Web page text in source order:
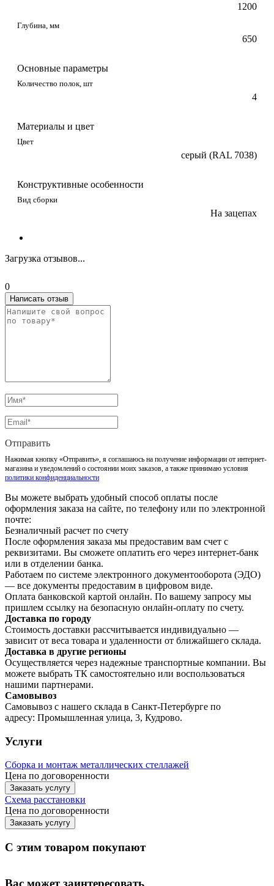
1200
Глубина, мм
650
Основные параметры
Количество полок, шт
4
Материалы и цвет
Цвет
серый (RAL 7038)
Конструктивные особенности
Вид сборки
На зацепах
Загрузка отзывов...
0
Написать отзыв
Отправить
Нажимая кнопку «Отправить», я соглашаюсь на получение информации от интернет-
магазина и уведомлений о состоянии моих заказов, а также принимаю условия
политики конфиденциальности
Вы можете выбрать удобный способ оплаты после
оформления заказа на сайте, по телефону или по электронной
почте:
Безналичный расчет по счету
После оформления заказа мы предоставим вам счет с
реквизитами. Вы сможете оплатить его через интернет-банк
или в отделении банка.
Работаем по системе электронного документооборота (ЭДО)
— все документы предоставим в цифровом виде.
Оплата банковской картой онлайн. По вашему запросу мы
пришлем ссылку на безопасную онлайн-оплату по счету.
Доставка по городу
Стоимость доставки рассчитывается индивидуально —
зависит от веса товара и удаленности от ближайшего склада.
Доставка в другие регионы
Осуществляется через надежные транспортные компании. Вы
можете выбрать ТК самостоятельно или воспользоваться
нашими партнерами.
Самовывоз
Самовывоз с нашего склада в Санкт-Петербурге по
адресу: Промышленная улица, 3, Кудрово.
Услуги
Сборка и монтаж металлических стеллажей
Цена по договоренности
Заказать услугу
Схема расстановки
Цена по договоренности
Заказать услугу
С этим товаром покупают